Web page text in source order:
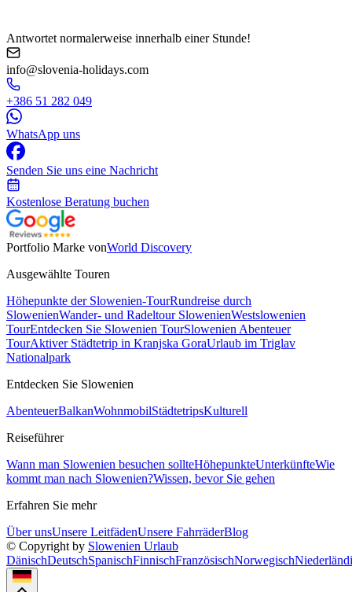
Antwortet normalerweise innerhalb einer Stunde!
info@slovenia-holidays.com
+386 51 282 049
WhatsApp uns
Senden Sie uns eine Nachricht
Kostenlose Beratung buchen
Portfolio Marke vonWorld Discovery
Ausgewählte Touren
Höhepunkte der Slowenien-TourRundreise durch
SlowenienWander- und Radeltour SlowenienWestslowenien
TourEntdecken Sie Slowenien TourSlowenien Abenteuer
TourAktiver Städtetrip in Kranjska GoraUrlaub im Triglav
Nationalpark
Entdecken Sie Slowenien
AbenteuerBalkanWohnmobilStädtetripsKulturell
Reiseführer
Wann man Slowenien besuchen sollteHöhepunkteUnterkünfteWie
kommt man nach Slowenien?Wissen, bevor Sie gehen
Erfahren Sie mehr
Über unsUnsere LeitfädenUnsere FahrräderBlog
© Copyright by Slowenien Urlaub
DänischDeutschSpanischFinnischFranzösischNorwegisch